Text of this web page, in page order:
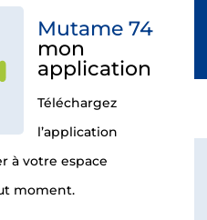
Mutame 74
mon
application
Téléchargez
l’application
à votre espace
moment.